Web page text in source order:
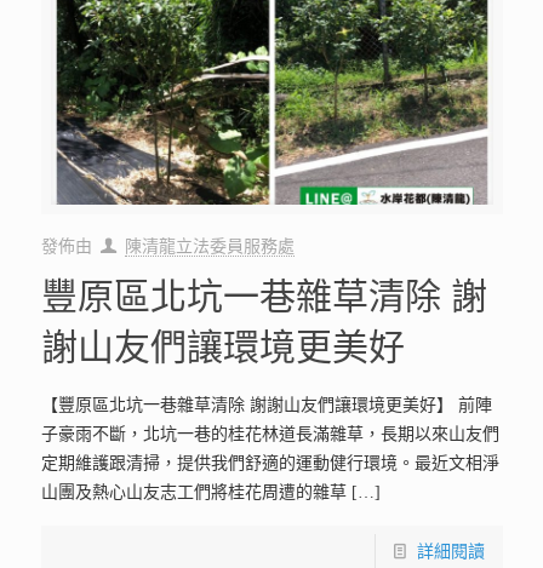
發佈由 陳清龍立法委員服務處
豐原區北坑一巷雜草清除 謝
謝山友們讓環境更美好
【豐原區北坑一巷雜草清除 謝謝山友們讓環境更美好】 前陣
子豪雨不斷，北坑一巷的桂花林道長滿雜草，長期以來山友們
定期維護跟清掃，提供我們舒適的運動健行環境。最近文相淨
山團及熱心山友志工們將桂花周遭的雜草[…]
詳細閱讀